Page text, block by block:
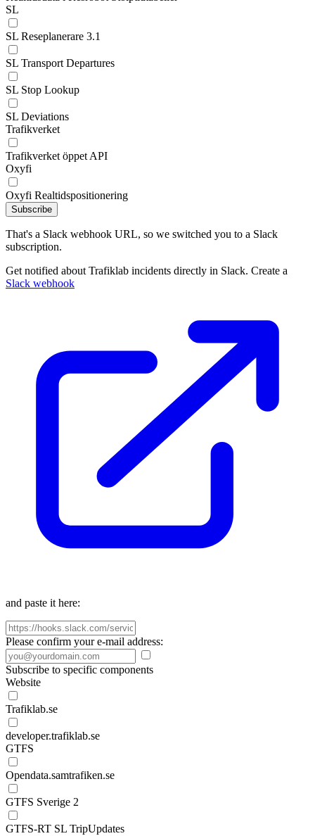
SL
SL Reseplanerare 3.1
SL Transport Departures
SL Stop Lookup
SL Deviations
Trafikverket
Trafikverket öppet API
Oxyfi
Oxyfi Realtidspositionering
Subscribe
That's a Slack webhook URL, so we switched you to a Slack
subscription.
Get notified about Trafiklab incidents directly in Slack. Create a
Slack webhook
and paste it here:
Please confirm your e-mail address:
Subscribe to specific components
Website
Trafiklab.se
developer.trafiklab.se
GTFS
Opendata.samtrafiken.se
GTFS Sverige 2
GTFS-RT SL TripUpdates